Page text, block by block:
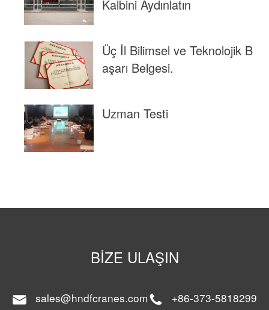
Kalbini Aydınlatın
Üç İl Bilimsel ve Teknolojik B
aşarı Belgesi.
Uzman Testi
BIZE ULAŞIN
sales@hndfcranes.com +86-373-5818299